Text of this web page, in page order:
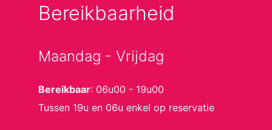
Bereikbaarheid
Maandag - Vrijdag
Bereikbaar: 06u00 - 19u00
Tussen 19u en 06u enkel op reservatie